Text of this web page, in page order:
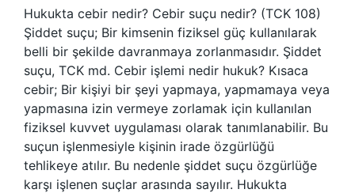
Hukukta cebir nedir? Cebir suçu nedir? (TCK 108)
Şiddet suçu; Bir kimsenin fiziksel güç kullanılarak
belli bir şekilde davranmaya zorlanmasıdır. Şiddet
suçu, TCK md. Cebir işlemi nedir hukuk? Kısaca
cebir; Bir kişiyi bir şeyi yapmaya, yapmamaya veya
yapmasına izin vermeye zorlamak için kullanılan
fiziksel kuvvet uygulaması olarak tanımlanabilir. Bu
suçun işlenmesiyle kişinin irade özgürlüğü
tehlikeye atılır. Bu nedenle şiddet suçu özgürlüğe
karşı işlenen suçlar arasında sayılır. Hukukta